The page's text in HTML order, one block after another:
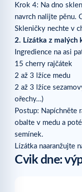
Krok 4: Na dno
navrch nalijte pěnu.
Skleničky nechte v
2. Lízátka z malých
Ingredience na asi
15 cherry rajčátek
2 až 3 lžíce medu
2 až 3 lžíce
ořechy…)
Postup: Napíchněte
obalte v medu a
semínek.
Lízátka naaranžujte
Cvik dne: